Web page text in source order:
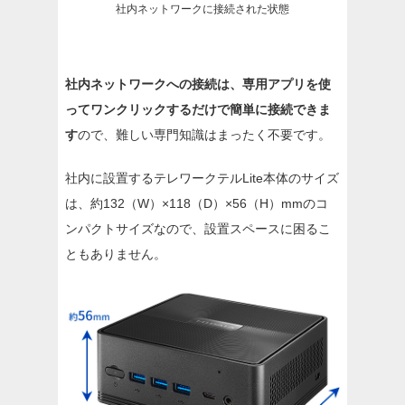
社内ネットワークに接続された状態
社内ネットワークへの接続は、専用アプリを使
ってワンクリックするだけで簡単に接続できま
すので、難しい専門知識はまったく不要です。
社内に設置するテレワークテルLite本体のサイズ
は、約132（W）×118（D）×56（H）mmのコ
ンパクトサイズなので、設置スペースに困るこ
ともありません。